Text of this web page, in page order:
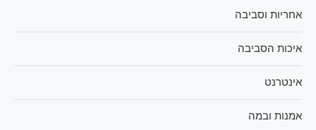
אחריות וסביבה
איכות הסביבה
אינטרנט
אמנות ובמה